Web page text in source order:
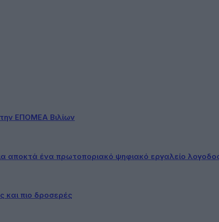
ΕΠΟΜΕΑ Βιλίων
αποκτά ένα πρωτοποριακό ψηφιακό εργαλείο
και πιο δροσερές